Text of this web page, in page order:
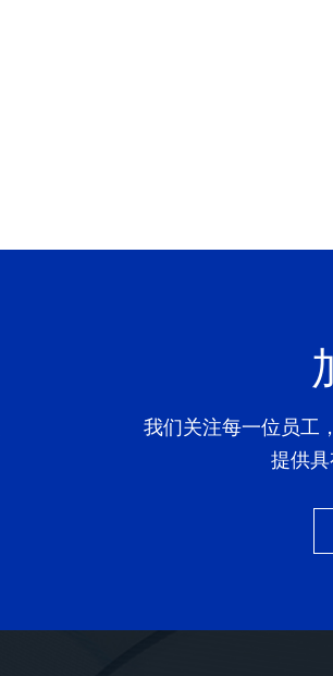
我们关注每一位员工
提供具